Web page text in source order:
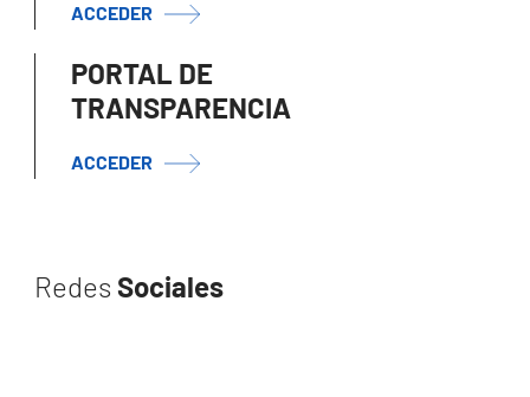
ACCEDER
PORTAL DE
TRANSPARENCIA
ACCEDER
Redes Sociales